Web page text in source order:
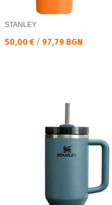
STANLEY
Текуща цена:
50,00 € / 97,79 BGN